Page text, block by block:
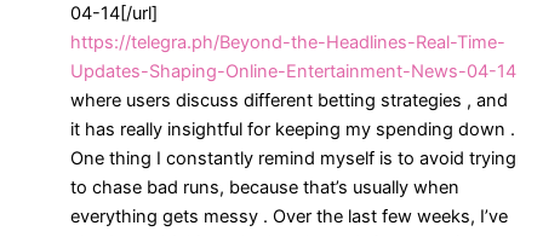
04-14[/url]
https://telegra.ph/Beyond-the-Headlines-Real-Time-
Updates-Shaping-Online-Entertainment-News-04-14
where users discuss different betting strategies , and
it has really insightful for keeping my spending down .
One thing I constantly remind myself is to avoid trying
to chase bad runs, because that’s usually when
everything gets messy . Over the last few weeks, I’ve